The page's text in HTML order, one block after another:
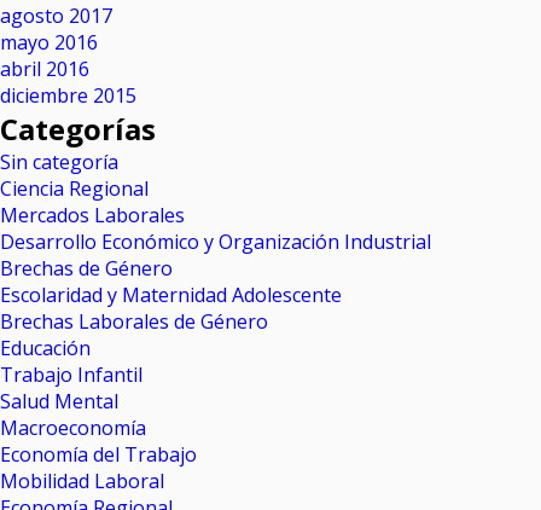
agosto 2017
mayo 2016
abril 2016
diciembre 2015
Categorías
Sin categoría
Ciencia Regional
Mercados Laborales
Desarrollo Económico y Organización Industrial
Brechas de Género
Escolaridad y Maternidad Adolescente
Brechas Laborales de Género
Educación
Trabajo Infantil
Salud Mental
Macroeconomía
Economía del Trabajo
Mobilidad Laboral